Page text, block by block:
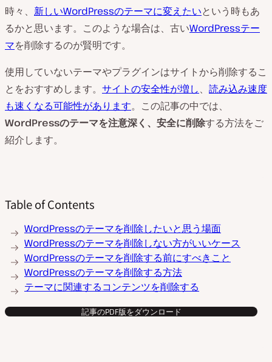
時々、 新しいWordPressのテーマに変えたいという時もあ
るかと思います。このような場合は、古いWordPressテー
マを削除するのが賢明です。
使用していないテーマやプラグインはサイトから削除するこ
とをおすすめします。 サイトの安全性が増し、 読み込み速度
も速くなる可能性があります。この記事の中では、
WordPressのテーマを注意深く、安全に削除する方法をご
紹介します。
Table of Contents
WordPressのテーマを削除したいと思う場面
WordPressのテーマを削除しない方がいいケース
WordPressのテーマを削除する前にすべきこと
WordPressのテーマを削除する方法
テーマに関連するコンテンツを削除する
記事のPDF版をダウンロード